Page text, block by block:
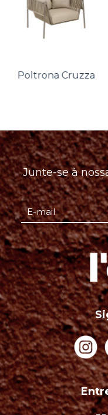
Poltrona Cruzza
Junte-se à